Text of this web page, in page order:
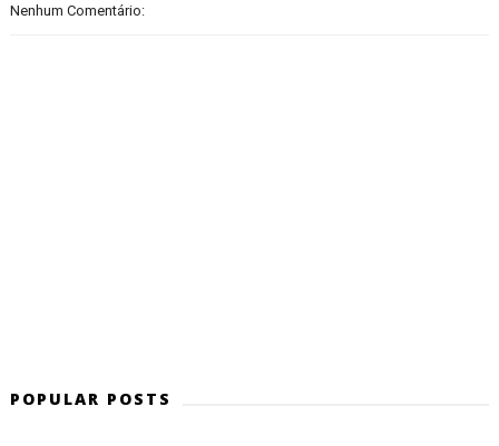
Nenhum Comentário:
POPULAR POSTS